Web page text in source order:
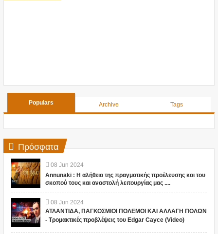
Populars Archive Tags
Πρόσφατα
08 Jun 2024
Annunaki : Η αλήθεια της πραγματικής προέλευσης και του
σκοπού τους και αναστολή λειτουργίας μας ....
08 Jun 2024
ΑΤΛΑΝΤΙΔΑ, ΠΑΓΚΟΣΜΙΟΙ ΠΟΛΕΜΟΙ ΚΑΙ ΑΛΛΑΓΗ ΠΟΛΩΝ
- Τρομακτικές προβλέψεις του Edgar Cayce (Video)